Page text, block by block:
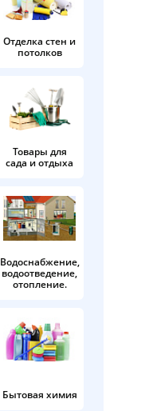
Отделка стен и
потолков
Товары для
сада и отдыха
Водоснабжение,
водоотведение,
отопление.
Бытовая химия